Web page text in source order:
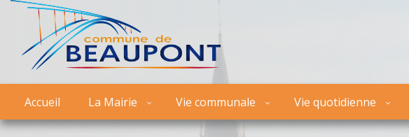
Accueil La Mairie Vie communale Vie quotidienne